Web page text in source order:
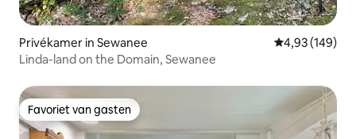
Privékamer in Sewanee Gemiddelde
4,93 (149)
Linda-land on the Domain, Sewanee
Favoriet van gasten
Favoriet van gasten